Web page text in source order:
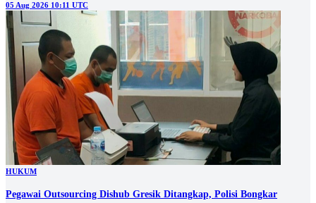
05 Aug 2026 10:11 UTC
HUKUM
Pegawai Outsourcing Dishub Gresik Ditangkap, Polisi Bongkar